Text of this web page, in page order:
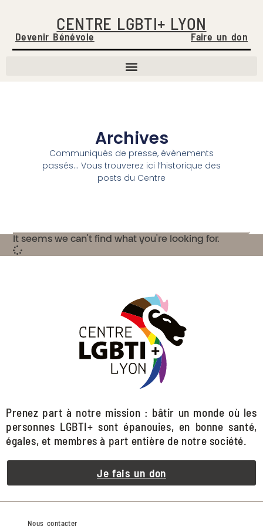
CENTRE LGBTI+ LYON
Devenir Bénévole Faire un don
Archives
Communiqués de presse, évènements
passés… Vous trouverez ici l’historique des
posts du Centre
It seems we can't find what you're looking for.
Je fais un don
Prenez part à notre mission : bâtir un monde où les
personnes LGBTI+ sont épanouies, en bonne santé,
égales, et membres à part entière de notre société.
Nous contacter